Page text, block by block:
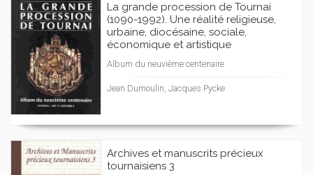
La grande procession de Tournai
(1090-1992). Une réalité religieuse,
urbaine, diocésaine, sociale,
économique et artistique
Album du neuvième centenaire
Jean Dumoulin, Jacques Pycke
Archives et manuscrits précieux
tournaisiens 3